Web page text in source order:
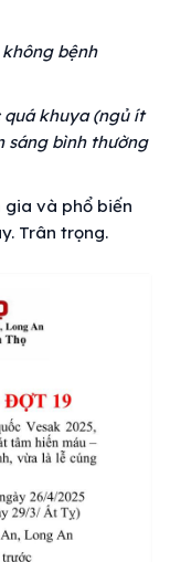
bệnh
khuya (ngủ ít
sáng bình thường
và phổ biến
Trân trọng.